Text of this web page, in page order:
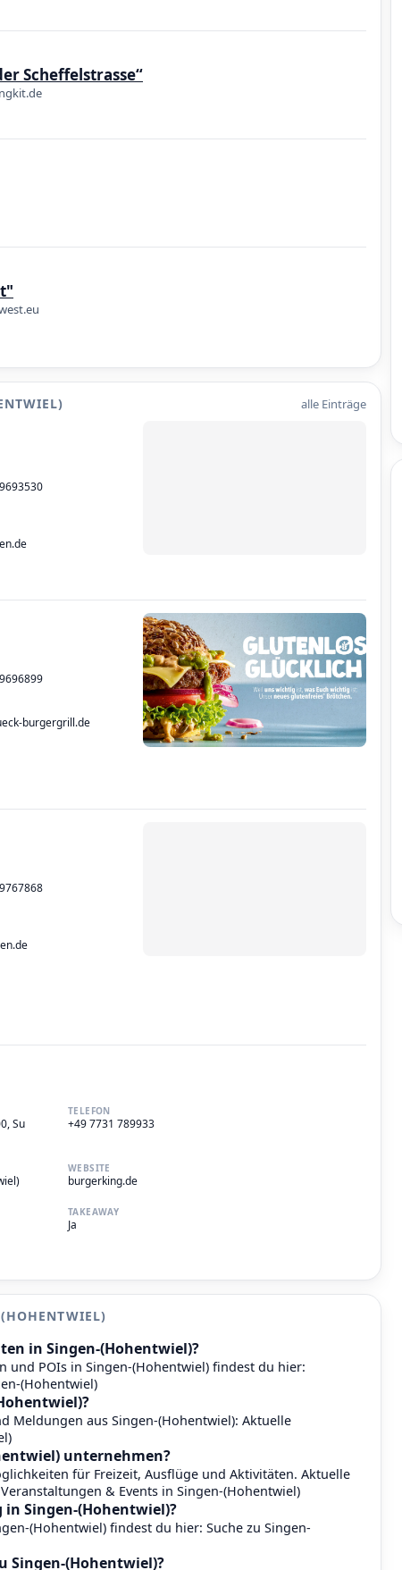
Scheffelstrasse“
alle Einträge
burgergrill.de
Su
TELEFON
+49 7731 789933
WEBSITE
burgerking.de
TAKEAWAY
Ja
in Singen-(Hohentwiel)?
und POIs in Singen-(Hohentwiel) findest du hier:
(Hohentwiel)
Meldungen aus Singen-(Hohentwiel): Aktuelle
unternehmen?
für Freizeit, Ausflüge und Aktivitäten. Aktuelle
Veranstaltungen & Events in Singen-(Hohentwiel)
Singen-(Hohentwiel)?
(Hohentwiel) findest du hier: Suche zu Singen-
Singen-(Hohentwiel)?